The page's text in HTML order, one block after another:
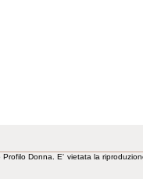
Donna. E' vietata la